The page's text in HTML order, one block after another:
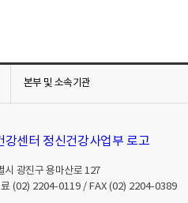
본부 및 소속기관
시 광진구 용마산로 127
(02) 2204-0119/ FAX (02) 2204-0389